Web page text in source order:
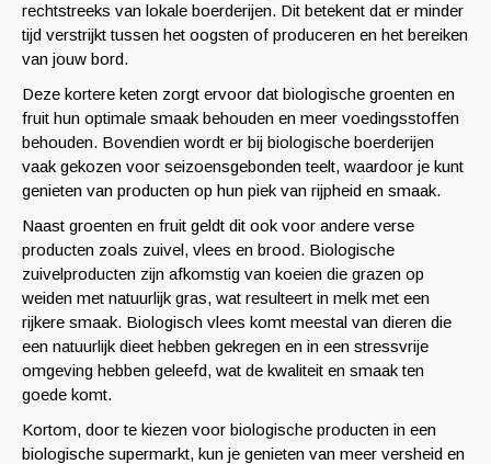
rechtstreeks van lokale boerderijen. Dit betekent dat er minder
tijd verstrijkt tussen het oogsten of produceren en het bereiken
van jouw bord.
Deze kortere keten zorgt ervoor dat biologische groenten en
fruit hun optimale smaak behouden en meer voedingsstoffen
behouden. Bovendien wordt er bij biologische boerderijen
vaak gekozen voor seizoensgebonden teelt, waardoor je kunt
genieten van producten op hun piek van rijpheid en smaak.
Naast groenten en fruit geldt dit ook voor andere verse
producten zoals zuivel, vlees en brood. Biologische
zuivelproducten zijn afkomstig van koeien die grazen op
weiden met natuurlijk gras, wat resulteert in melk met een
rijkere smaak. Biologisch vlees komt meestal van dieren die
een natuurlijk dieet hebben gekregen en in een stressvrije
omgeving hebben geleefd, wat de kwaliteit en smaak ten
goede komt.
Kortom, door te kiezen voor biologische producten in een
biologische supermarkt, kun je genieten van meer versheid en